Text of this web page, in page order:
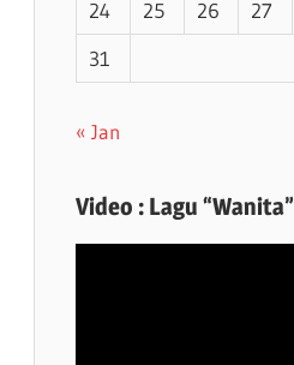
24
25 26 27
31
« Jan
Video : Lagu “Wanita”